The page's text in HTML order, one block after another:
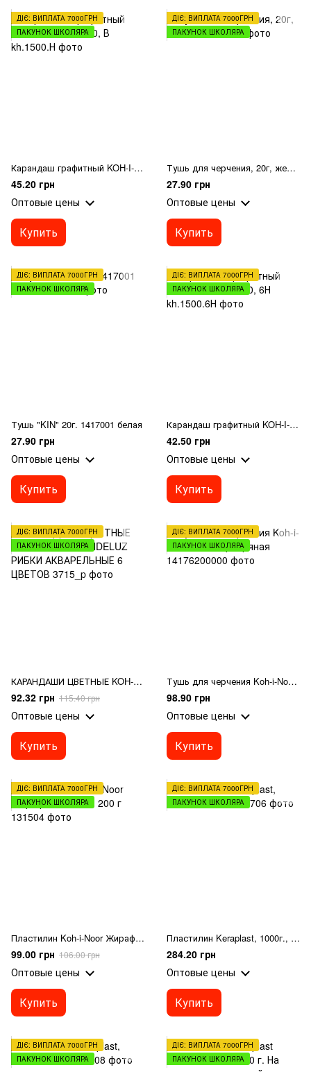
ДІЄ: ВИПЛАТА 7000ГРН
ПАКУНОК ШКОЛЯРА
Карандаш графитный KOH-I-NOOR, 1500, В
45.20 грн
Оптовые цены
Купить
ДІЄ: ВИПЛАТА 7000ГРН
ПАКУНОК ШКОЛЯРА
Тушь для черчения, 20г, желтая
27.90 грн
Оптовые цены
Купить
ДІЄ: ВИПЛАТА 7000ГРН
ПАКУНОК ШКОЛЯРА
Тушь "KIN" 20г. 1417001 белая
27.90 грн
Оптовые цены
Купить
ДІЄ: ВИПЛАТА 7000ГРН
ПАКУНОК ШКОЛЯРА
Карандаш графитный KOH-I-NOOR, 1500, 6Н
42.50 грн
Оптовые цены
Купить
ДІЄ: ВИПЛАТА 7000ГРН
ПАКУНОК ШКОЛЯРА
КАРАНДАШИ ЦВЕТНЫЕ KOH-I-NOOR MONDELUZ РИБКИ АКВАРЕЛЬНЫЕ 6 ЦВЕТОВ
92.32 грн 115.40 грн
Оптовые цены
Купить
ДІЄ: ВИПЛАТА 7000ГРН
ПАКУНОК ШКОЛЯРА
Тушь для черчения Koh-i-Noor 20 г, серебряная
98.90 грн
Оптовые цены
Купить
ДІЄ: ВИПЛАТА 7000ГРН
ПАКУНОК ШКОЛЯРА
Пластилин Koh-i-Noor Жираф 10 цветов 200 г
99.00 грн 106.00 грн
Оптовые цены
Купить
ДІЄ: ВИПЛАТА 7000ГРН
ПАКУНОК ШКОЛЯРА
Пластилин Keraplast, 1000г., белый
284.20 грн
Оптовые цены
Купить
ДІЄ: ВИПЛАТА 7000ГРН
ПАКУНОК ШКОЛЯРА
ДІЄ: ВИПЛАТА 7000ГРН
ПАКУНОК ШКОЛЯРА